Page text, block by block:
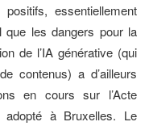
essentiellement
que les dangers pour la
de l’IA générative (qui
contenus) a d’ailleurs
en cours sur l’Acte
adopté à Bruxelles. Le